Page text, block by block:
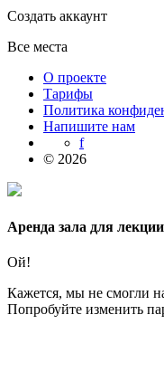
Создать аккаунт
Все места
О проекте
Тарифы
Политика
Напишите нам
f
© 2026
Аренда зала для
Ой!
Кажется, мы не смогли
Попробуйте изменить